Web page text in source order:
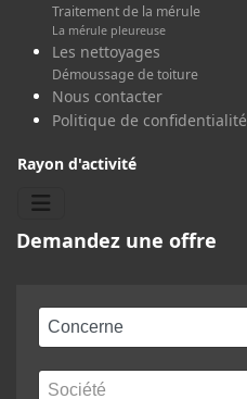
Traitement de la mérule
La mérule pleureuse
Les nettoyages
Démoussage de toiture
Nous contacter
Politique de confidentialité
Rayon d'activité
Demandez une offre